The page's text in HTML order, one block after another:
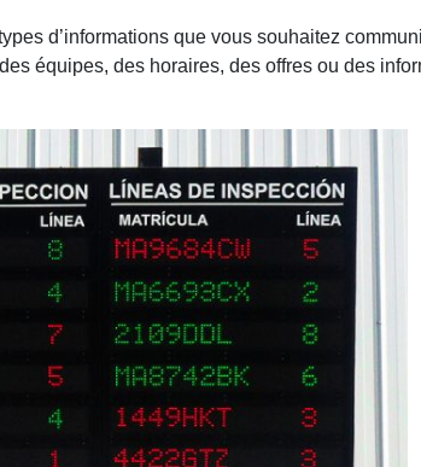
d’informations que vous souhaitez
équipes, des horaires, des offres ou des